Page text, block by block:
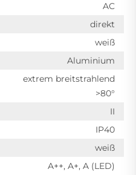
AC
direkt
weiß
Aluminium
extrem breitstrahlend
>80°
II
IP40
weiß
A++, A+, A (LED)